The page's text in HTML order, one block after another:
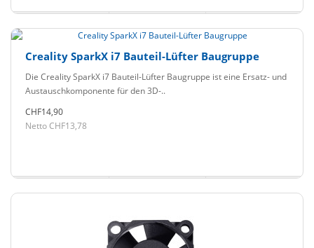
Creality SparkX i7 Bauteil-Lüfter Baugruppe
Die Creality SparkX i7 Bauteil-Lüfter Baugruppe ist eine Ersatz- und
Austauschkomponente für den 3D-..
CHF14,90
Netto CHF13,78